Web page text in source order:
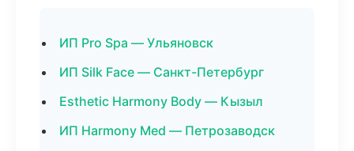
ИП Pro Spa — Ульяновск
ИП Silk Face — Санкт-Петербург
Esthetic Harmony Body — Кызыл
ИП Harmony Med — Петрозаводск